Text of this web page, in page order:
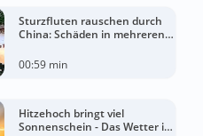
Sturzfluten rauschen durch
China: Schäden in mehreren
00:59 min
Hitzehoch bringt viel
Sonnenschein - Das Wetter in